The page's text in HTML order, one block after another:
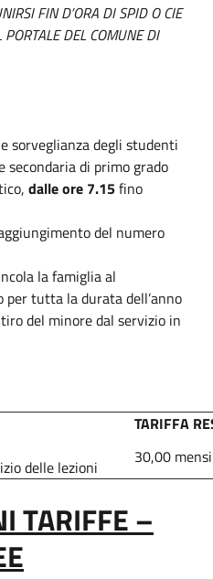
FIN D’ORA DI SPID O CIE
PORTALE DEL COMUNE DI
sorveglianza degli studenti
di primo grado
dalle ore 7.15fino
del numero
la famiglia al
tutta la durata dell’anno
del minore dal servizio in
TARIFFA
delle lezioni
30,00
TARIFFE –